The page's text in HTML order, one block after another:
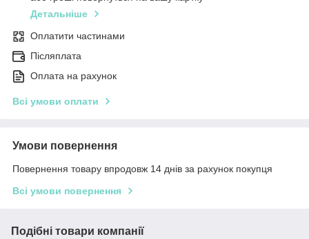
Детальніше
Оплатити частинами
Післяплата
Оплата на рахунок
Всі умови оплати
Умови повернення
Повернення товару впродовж 14 днів за рахунок покупця
Всі умови повернення
Подібні товари компанії